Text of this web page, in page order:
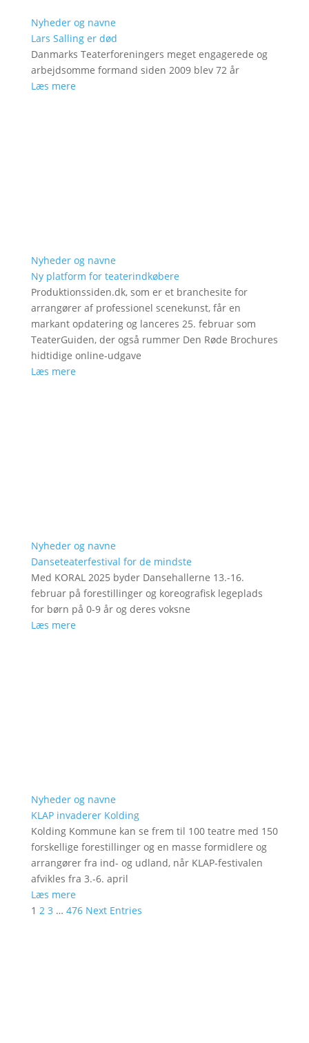
Nyheder og navne
Lars Salling er død
Danmarks Teaterforeningers meget engagerede og
arbejdsomme formand siden 2009 blev 72 år
Læs mere
Nyheder og navne
Ny platform for teaterindkøbere
Produktionssiden.dk, som er et branchesite for
arrangører af professionel scenekunst, får en
markant opdatering og lanceres 25. februar som
TeaterGuiden, der også rummer Den Røde Brochures
hidtidige online-udgave
Læs mere
Nyheder og navne
Danseteaterfestival for de mindste
Med KORAL 2025 byder Dansehallerne 13.-16.
februar på forestillinger og koreografisk legeplads
for børn på 0-9 år og deres voksne
Læs mere
Nyheder og navne
KLAP invaderer Kolding
Kolding Kommune kan se frem til 100 teatre med 150
forskellige forestillinger og en masse formidlere og
arrangører fra ind- og udland, når KLAP-festivalen
afvikles fra 3.-6. april
Læs mere
1 2 3 … 476 Next Entries